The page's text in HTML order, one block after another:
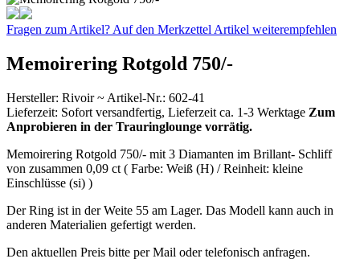
Fragen zum Artikel? Auf den Merkzettel Artikel weiterempfehlen
Memoirering Rotgold 750/-
Hersteller: Rivoir ~ Artikel-Nr.: 602-41
Lieferzeit: Sofort versandfertig, Lieferzeit ca. 1-3 Werktage Zum
Anprobieren in der Trauringlounge vorrätig.
Memoirering Rotgold 750/- mit 3 Diamanten im Brillant- Schliff
von zusammen 0,09 ct ( Farbe: Weiß (H) / Reinheit: kleine
Einschlüsse (si) )
Der Ring ist in der Weite 55 am Lager. Das Modell kann auch in
anderen Materialien gefertigt werden.
Den aktuellen Preis bitte per Mail oder telefonisch anfragen.